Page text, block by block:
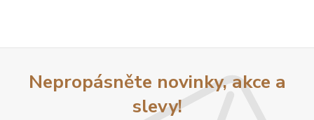
Nepropásněte novinky, akce a
slevy!